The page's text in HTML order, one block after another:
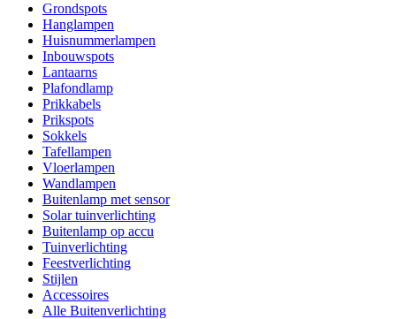
Grondspots
Hanglampen
Huisnummerlampen
Inbouwspots
Lantaarns
Plafondlamp
Prikkabels
Prikspots
Sokkels
Tafellampen
Vloerlampen
Wandlampen
Buitenlamp met sensor
Solar tuinverlichting
Buitenlamp op accu
Tuinverlichting
Feestverlichting
Stijlen
Accessoires
Alle Buitenverlichting